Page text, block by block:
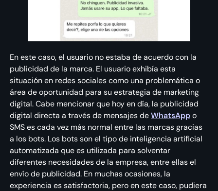
En este caso, el usuario no estaba de acuerdo con la
publicidad de la marca. El usuario exhibía esta
situación en redes sociales como una problemática o
área de oportunidad para su estrategia de marketing
digital. Cabe mencionar que hoy en día, la publicidad
digital directa a través de mensajes deWhatsAppo
SMS es cada vez más normal entre las marcas gracias
a los bots. Los bots son el tipo de inteligencia artificial
automatizada que es utilizada para solventar
diferentes necesidades de la empresa, entre ellas el
envío de publicidad. En muchas ocasiones, la
experiencia es satisfactoria, pero en este caso, pudiera